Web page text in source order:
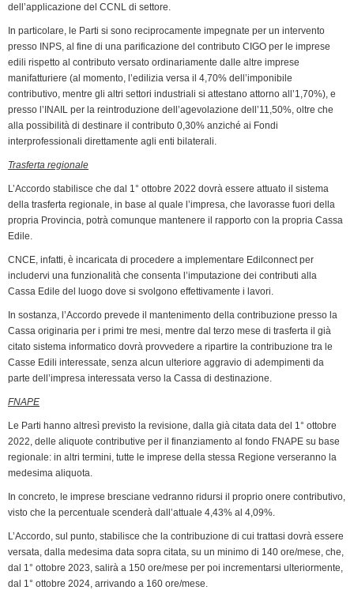
dell’applicazione del CCNL di settore.
In particolare, le Parti si sono reciprocamente impegnate per un intervento
presso INPS, al fine di una parificazione del contributo CIGO per le imprese
edili rispetto al contributo versato ordinariamente dalle altre imprese
manifatturiere (al momento, l’edilizia versa il 4,70% dell’imponibile
contributivo, mentre gli altri settori industriali si attestano attorno all’1,70%), e
presso l’INAIL per la reintroduzione dell’agevolazione dell’11,50%, oltre che
alla possibilità di destinare il contributo 0,30% anziché ai Fondi
interprofessionali direttamente agli enti bilaterali.
Trasferta regionale
L’Accordo stabilisce che dal 1° ottobre 2022 dovrà essere attuato il sistema
della trasferta regionale, in base al quale l’impresa, che lavorasse fuori della
propria Provincia, potrà comunque mantenere il rapporto con la propria Cassa
Edile.
CNCE, infatti, è incaricata di procedere a implementare Edilconnect per
includervi una funzionalità che consenta l’imputazione dei contributi alla
Cassa Edile del luogo dove si svolgono effettivamente i lavori.
In sostanza, l’Accordo prevede il mantenimento della contribuzione presso la
Cassa originaria per i primi tre mesi, mentre dal terzo mese di trasferta il già
citato sistema informatico dovrà provvedere a ripartire la contribuzione tra le
Casse Edili interessate, senza alcun ulteriore aggravio di adempimenti da
parte dell’impresa interessata verso la Cassa di destinazione.
FNAPE
Le Parti hanno altresì previsto la revisione, dalla già citata data del 1° ottobre
2022, delle aliquote contributive per il finanziamento al fondo FNAPE su base
regionale: in altri termini, tutte le imprese della stessa Regione verseranno la
medesima aliquota.
In concreto, le imprese bresciane vedranno ridursi il proprio onere contributivo,
visto che la percentuale scenderà dall’attuale 4,43% al 4,09%.
L’Accordo, sul punto, stabilisce che la contribuzione di cui trattasi dovrà essere
versata, dalla medesima data sopra citata, su un minimo di 140 ore/mese, che,
dal 1° ottobre 2023, salirà a 150 ore/mese per poi incrementarsi ulteriormente,
dal 1° ottobre 2024, arrivando a 160 ore/mese.